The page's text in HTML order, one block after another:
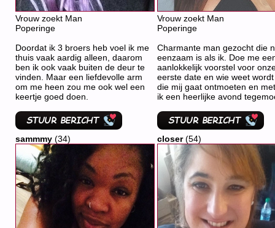
Vrouw zoekt Man
Poperinge
Doordat ik 3 broers heb voel ik me
thuis vaak aardig alleen, daarom
ben ik ook vaak buiten de deur te
vinden. Maar een liefdevolle arm
om me heen zou me ook wel een
keertje goed doen.
Vrouw zoekt Man
Poperinge
Charmante man gezocht die
eenzaam is als ik. Doe me
aanlokkelijk voorstel voor
eerste date en wie weet
die mij gaat ontmoeten en
ik een heerlijke avond
sammmy (34) closer(54)